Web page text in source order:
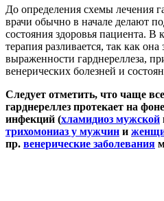
До определения схемы лечения
врачи обычно в начале делают
состояния здоровья пациента. В
терапия разливается, так как она
выраженности гарднереллеза,
венерических болезней и
Следует отметить, что чаще
гарднереллез протекает на
инфекций (хламидиоз мужской
трихомониаз у мужчин и
пр. венерические заболевания